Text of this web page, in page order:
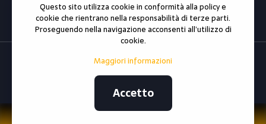
0296790302
Partita iva : 06738810966
© 2021 All rights reservedediltrasportivolpi.it
posizionamento realizzato dall'Agenzia web Milano
Revolution Milano.
Privacy e cookie policy|Mappa del sito
Questo sito utilizza cookie in conformità alla policy e
cookie che rientrano nella responsabilità di terze parti.
Proseguendo nella navigazione acconsenti all’utilizzo di
cookie.
Maggiori informazioni
Accetto